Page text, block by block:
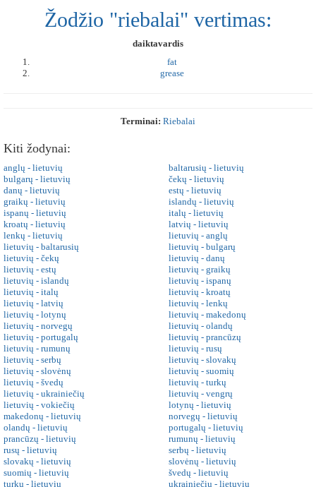
Žodžio "riebalai" vertimas:
daiktavardis
fat
grease
Terminai: Riebalai
Kiti žodynai:
anglų - lietuvių
baltarusių - lietuvių
bulgarų - lietuvių
čekų - lietuvių
danų - lietuvių
estų - lietuvių
graikų - lietuvių
islandų - lietuvių
ispanų - lietuvių
italų - lietuvių
kroatų - lietuvių
latvių - lietuvių
lenkų - lietuvių
lietuvių - anglų
lietuvių - baltarusių
lietuvių - bulgarų
lietuvių - čekų
lietuvių - danų
lietuvių - estų
lietuvių - graikų
lietuvių - islandų
lietuvių - ispanų
lietuvių - italų
lietuvių - kroatų
lietuvių - latvių
lietuvių - lenkų
lietuvių - lotynų
lietuvių - makedonų
lietuvių - norvegų
lietuvių - olandų
lietuvių - portugalų
lietuvių - prancūzų
lietuvių - rumunų
lietuvių - rusų
lietuvių - serbų
lietuvių - slovakų
lietuvių - slovėnų
lietuvių - suomių
lietuvių - švedų
lietuvių - turkų
lietuvių - ukrainiečių
lietuvių - vengrų
lietuvių - vokiečių
lotynų - lietuvių
makedonų - lietuvių
norvegų - lietuvių
olandų - lietuvių
portugalų - lietuvių
prancūzų - lietuvių
rumunų - lietuvių
rusų - lietuvių
serbų - lietuvių
slovakų - lietuvių
slovėnų - lietuvių
suomių - lietuvių
švedų - lietuvių
turkų - lietuvių
ukrainiečių - lietuvių